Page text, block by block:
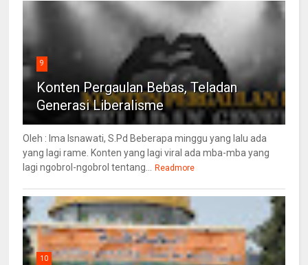
9
Konten Pergaulan Bebas, Teladan
Generasi Liberalisme
Oleh : Ima Isnawati, S.Pd Beberapa minggu yang lalu ada
yang lagi rame. Konten yang lagi viral ada mba-mba yang
lagi ngobrol-ngobrol tentang...
Readmore
10